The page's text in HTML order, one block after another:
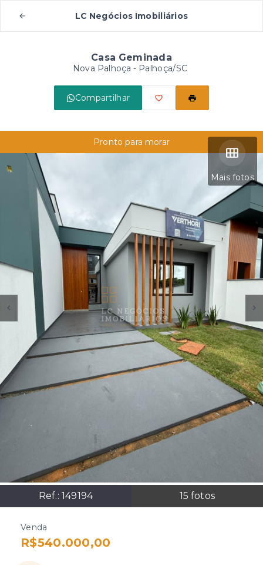
LC Negócios Imobiliários
Casa Geminada
Nova Palhoça - Palhoça/SC
Compartilhar
Mais fotos
Ref.: 149194 15 fotos
Pronto para morar
Venda
R$540.000,00